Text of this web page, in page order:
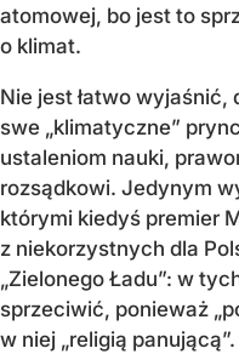
atomowej, bo jest to
o klimat.
Nie jest łatwo wyjaśnić,
swe „klimatyczne”
ustaleniom nauki,
rozsądkowi. Jedynym
którymi kiedyś premier
z niekorzystnych dla
„Zielonego Ładu”: w
sprzeciwić, ponieważ
w niej „religią panującą”.